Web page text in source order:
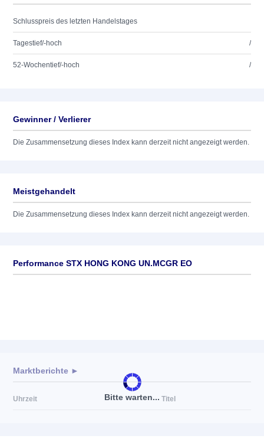
Schlusspreis des letzten Handelstages
Tagestief/-hoch /
52-Wochentief/-hoch /
Gewinner / Verlierer
Die Zusammensetzung dieses Index kann derzeit nicht angezeigt werden.
Meistgehandelt
Die Zusammensetzung dieses Index kann derzeit nicht angezeigt werden.
Performance STX HONG KONG UN.MCGR EO
Bitte warten...
Marktberichte ►
Uhrzeit Titel